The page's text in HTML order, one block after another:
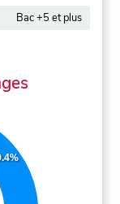
Bac +5 et plus